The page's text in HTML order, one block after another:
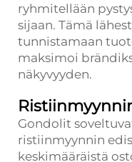
ryhmitellään
sijaan. Tämä
tunnistamaan
maksimoi
näkyvyyden.
Gondolit
ristiinmyynnin
keskimääräistä